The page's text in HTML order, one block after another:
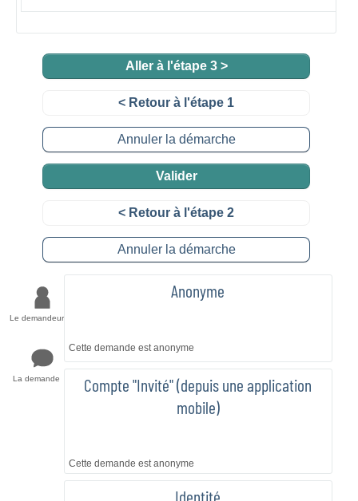
Aller à l'étape 3 >
< Retour à l'étape 1
Annuler la démarche
Valider
< Retour à l'étape 2
Annuler la démarche
Le demandeur
La demande
Anonyme
Cette demande est anonyme
Compte "Invité" (depuis une application
mobile)
Cette demande est anonyme
Identité